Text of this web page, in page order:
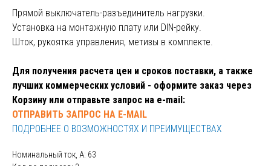
Прямой выключатель-разъединитель нагрузки.
Установка на монтажную плату или DIN-рейку.
Шток, рукоятка управления, метизы в комплекте.
Для получения расчета цен и сроков поставки, а также
лучших коммерческих условий - оформите заказ через
Корзину или отправьте запрос на e-mail:
ОТПРАВИТЬ ЗАПРОС НА E-MAIL
ПОДРОБНЕЕ О ВОЗМОЖНОСТЯХ И ПРЕИМУЩЕСТВАХ
Номинальный ток, А: 63